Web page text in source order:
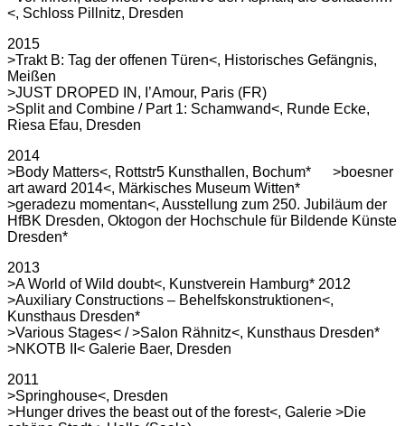
<, Schloss Pillnitz, Dresden
2015
>Trakt B: Tag der offenen Türen<, Historisches Gefängnis,
Meißen
>JUST DROPED IN, I’Amour, Paris (FR)
>Split and Combine / Part 1: Schamwand<, Runde Ecke,
Riesa Efau, Dresden
2014
>Body Matters<, Rottstr5 Kunsthallen, Bochum* >boesner
art award 2014<, Märkisches Museum Witten*
>geradezu momentan<, Ausstellung zum 250. Jubiläum der
HfBK Dresden, Oktogon der Hochschule für Bildende Künste
Dresden*
2013
>A World of Wild doubt<, Kunstverein Hamburg* 2012
>Auxiliary Constructions – Behelfskonstruktionen<,
Kunsthaus Dresden*
>Various Stages< / >Salon Rähnitz<, Kunsthaus Dresden*
>NKOTB II< Galerie Baer, Dresden
2011
>Springhouse<, Dresden
>Hunger drives the beast out of the forest<, Galerie >Die